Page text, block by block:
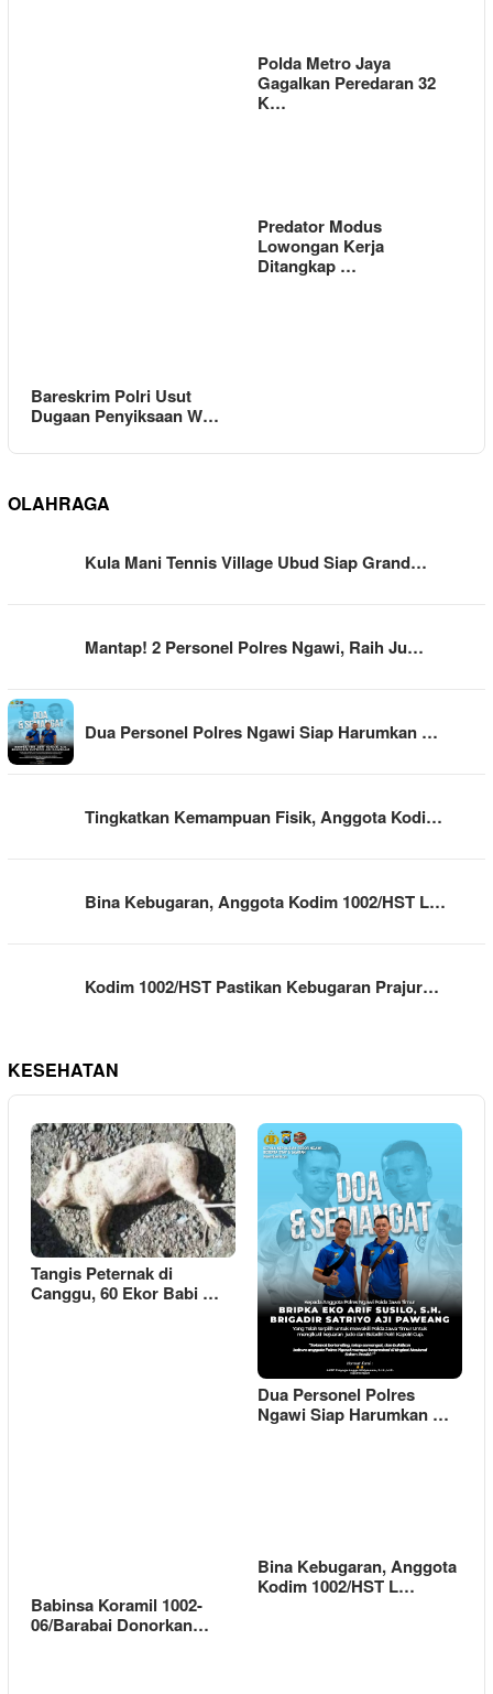
Polda Metro Jaya
Gagalkan Peredaran 32
K…
Bareskrim Polri Usut
Dugaan Penyiksaan W…
Predator Modus
Lowongan Kerja
Ditangkap …
OLAHRAGA
Kula Mani Tennis Village Ubud Siap Grand…
Mantap! 2 Personel Polres Ngawi, Raih Ju…
Dua Personel Polres Ngawi Siap Harumkan …
Tingkatkan Kemampuan Fisik, Anggota Kodi…
Bina Kebugaran, Anggota Kodim 1002/HST L…
Kodim 1002/HST Pastikan Kebugaran Prajur…
KESEHATAN
Tangis Peternak di
Canggu, 60 Ekor Babi …
Dua Personel Polres
Ngawi Siap Harumkan …
Babinsa Koramil 1002-
06/Barabai Donorkan…
Bina Kebugaran, Anggota
Kodim 1002/HST L…